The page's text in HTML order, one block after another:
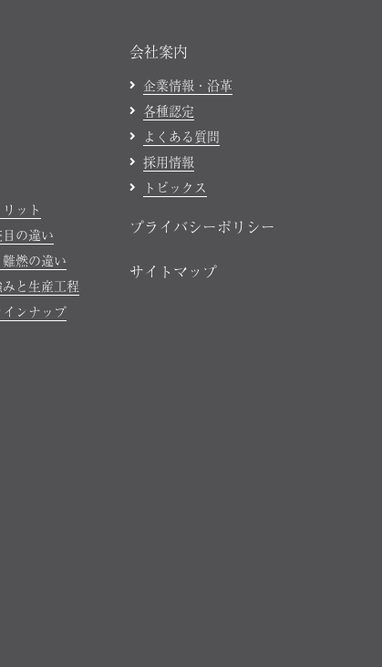
ット
の違い
燃の違い
と生産工程
ンナップ
会社案内
企業情報・沿革
各種認定
よくある質問
採用情報
トピックス
プライバシーポリシー
サイトマップ